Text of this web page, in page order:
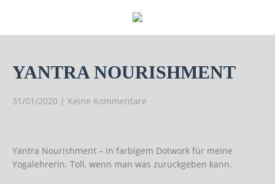
YANTRA NOURISHMENT
31/01/2020 | Keine Kommentare
Yantra Nourishment – in farbigem Dotwork für meine
Yogalehrerin. Toll, wenn man was zurückgeben kann.